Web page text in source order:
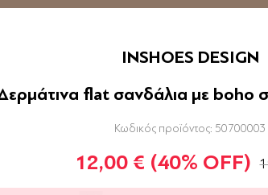
INSHOES DESIGN
flat σανδάλια με boho
Κωδικός προϊόντος: 50700003
12,00 € (40% OFF)